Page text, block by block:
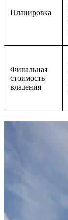
Планировка
Финальная
стоимость
владения